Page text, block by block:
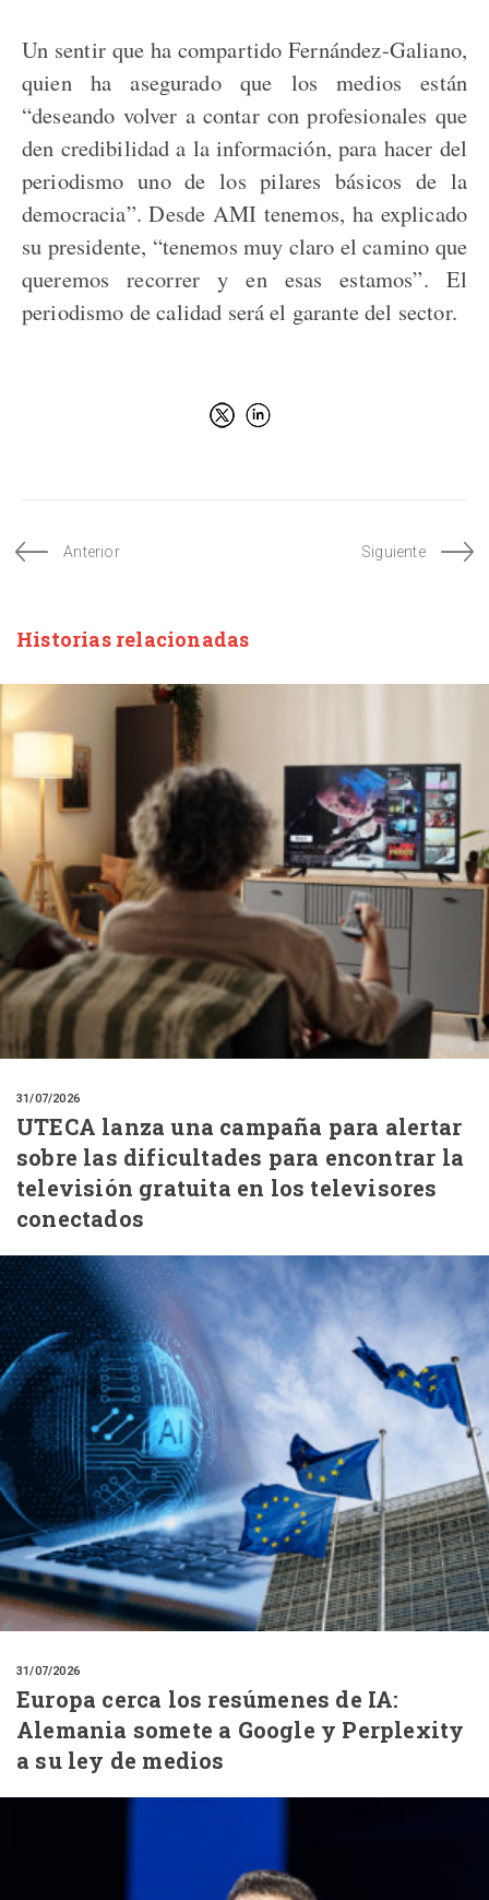
Un sentir que ha compartido Fernández-Galiano,
quien ha asegurado que los medios están
“deseando volver a contar con profesionales que
den credibilidad a la información, para hacer del
periodismo uno de los pilares básicos de la
democracia”. Desde AMI tenemos, ha explicado
su presidente, “tenemos muy claro el camino que
queremos recorrer y en esas estamos”. El
periodismo de calidad será el garante del sector.
Anterior Siguiente
Historias relacionadas
31/07/2026
UTECA lanza una campaña para alertar
sobre las dificultades para encontrar la
televisión gratuita en los televisores
conectados
31/07/2026
Europa cerca los resúmenes de IA:
Alemania somete a Google y Perplexity
a su ley de medios